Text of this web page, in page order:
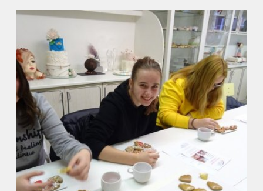
ZŠ a MŠ při nemocnici
Školní družina
Fotogalerie
Kalendář akcí
Aktuality
Kontakty